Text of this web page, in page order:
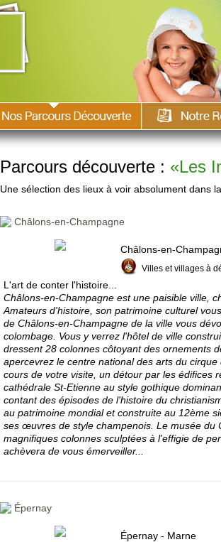
Parcours découverte : «Les
Une sélection des lieux à voir absolument dans
Châlons-en-Champagne
Châlons-en-
Villes et villages à
L'art de conter l'histoire...
Châlons-en-Champagne est une paisible ville,
Amateurs d'histoire, son patrimoine culturel
de Châlons-en-Champagne de la ville vous
colombage. Vous y verrez l'hôtel de ville
dressent 28 colonnes côtoyant des ornements
apercevrez le centre national des arts du
cours de votre visite, un détour par les édifices
cathédrale St-Etienne au style gothique
contant des épisodes de l'histoire du
au patrimoine mondial et construite au 12ème
ses œuvres de style champenois. Le musée du
magnifiques colonnes sculptées à l'effigie de
achèvera de vous émerveiller...
Épernay
Épernay - Marne